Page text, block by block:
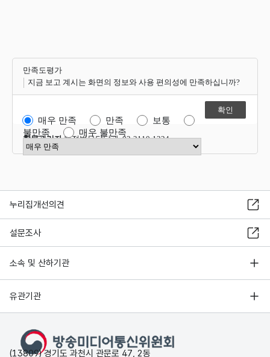
만족도평가
지금 보고 계시는 화면의 정보와 사용 편의성에 만족하십니까?
매우 만족 만족
보통
불만족
매우 불만족
만족도 점수 선택
항목관리자행정법무담당관 02-2110-1324
누리집개선의견
설문조사
소속 및 산하기관
유관기관
(13809) 경기도 과천시 관문로 47, 2동